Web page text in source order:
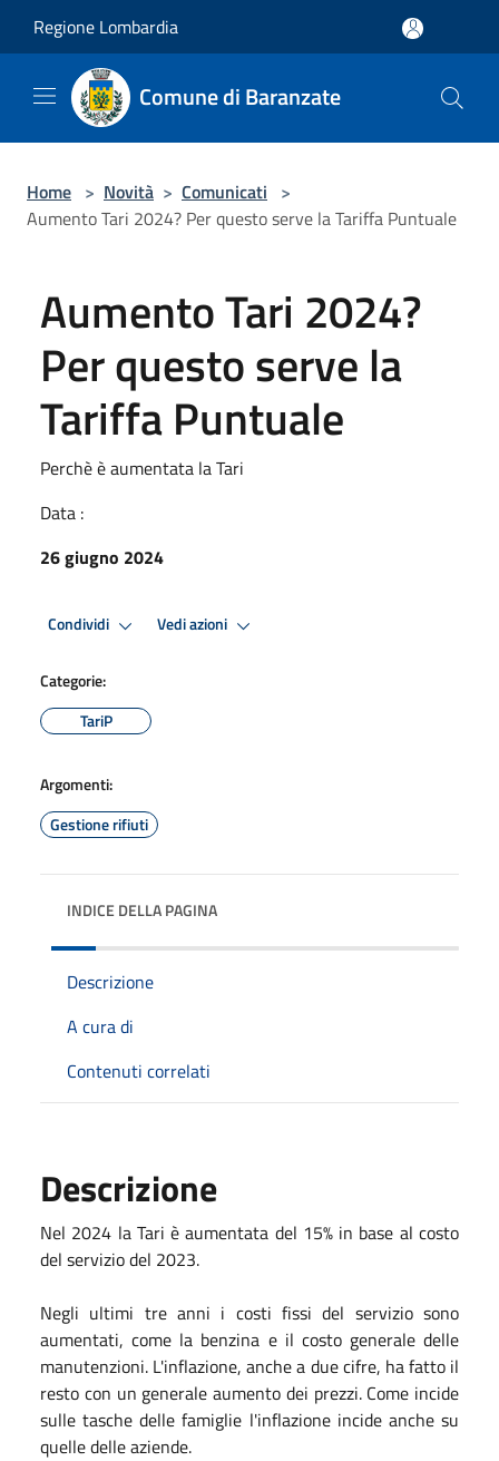
Regione Lombardia
Comune di Baranzate
Home > Novità > Comunicati >
Aumento Tari 2024? Per questo serve la Tariffa Puntuale
Aumento Tari 2024?
Per questo serve la
Tariffa Puntuale
Perchè è aumentata la Tari
Data :
26 giugno 2024
Condividi Vedi azioni
Categorie:
TariP
Argomenti:
Gestione rifiuti
INDICE DELLA PAGINA
Descrizione
A cura di
Contenuti correlati
Descrizione
Nel 2024 la Tari è aumentata del 15% in base al costo
del servizio del 2023.
Negli ultimi tre anni i costi fissi del servizio sono
aumentati, come la benzina e il costo generale delle
manutenzioni. L'inflazione, anche a due cifre, ha fatto il
resto con un generale aumento dei prezzi. Come incide
sulle tasche delle famiglie l'inflazione incide anche su
quelle delle aziende.